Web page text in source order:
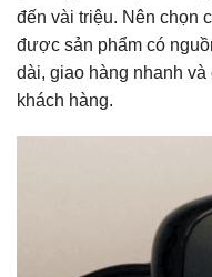
đến vài triệu. Nên chọn
được sản phẩm có
dài, giao hàng nhanh
khách hàng.